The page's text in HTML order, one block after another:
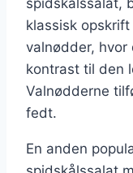
klassisk
valnødder,
kontrast til den
Valnødderne
fedt.
En anden